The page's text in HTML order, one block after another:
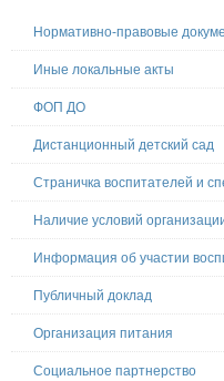
Нормативно-правовые
Иные локальные акты
ФОП ДО
Дистанционный детский сад
Страничка воспитателей и
Наличие условий
Информация об участии
Публичный доклад
Организация питания
Социальное партнерство